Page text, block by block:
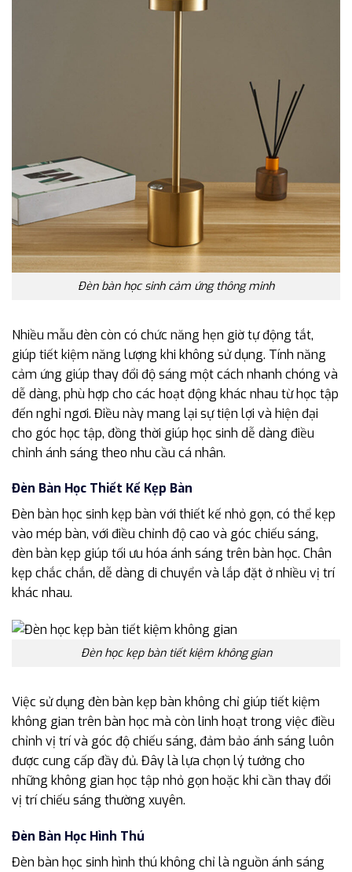
Đèn bàn học sinh cảm ứng thông minh
Nhiều mẫu đèn còn có chức năng hẹn giờ tự động tắt,
giúp tiết kiệm năng lượng khi không sử dụng. Tính năng
cảm ứng giúp thay đổi độ sáng một cách nhanh chóng và
dễ dàng, phù hợp cho các hoạt động khác nhau từ học tập
đến nghỉ ngơi. Điều này mang lại sự tiện lợi và hiện đại
cho góc học tập, đồng thời giúp học sinh dễ dàng điều
chỉnh ánh sáng theo nhu cầu cá nhân.
Đèn Bàn Học Thiết Kế Kẹp Bàn
Đèn bàn học sinh kẹp bàn với thiết kế nhỏ gọn, có thể kẹp
vào mép bàn, với điều chỉnh độ cao và góc chiếu sáng,
đèn bàn kẹp giúp tối ưu hóa ánh sáng trên bàn học. Chân
kẹp chắc chắn, dễ dàng di chuyển và lắp đặt ở nhiều vị trí
khác nhau.
Đèn học kẹp bàn tiết kiệm không gian
Việc sử dụng đèn bàn kẹp bàn không chỉ giúp tiết kiệm
không gian trên bàn học mà còn linh hoạt trong việc điều
chỉnh vị trí và góc độ chiếu sáng, đảm bảo ánh sáng luôn
được cung cấp đầy đủ. Đây là lựa chọn lý tưởng cho
những không gian học tập nhỏ gọn hoặc khi cần thay đổi
vị trí chiếu sáng thường xuyên.
Đèn Bàn Học Hình Thú
Đèn bàn học sinh hình thú không chỉ là nguồn ánh sáng